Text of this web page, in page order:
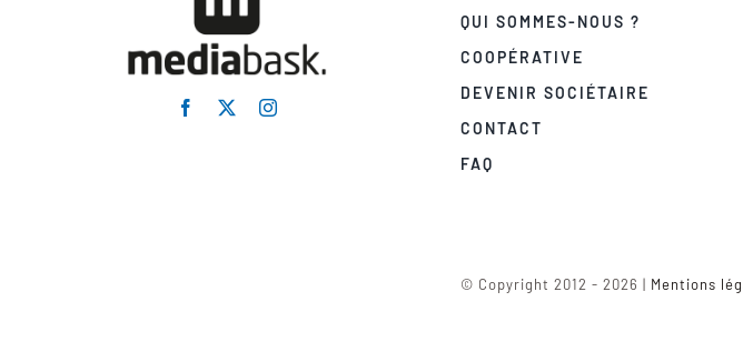
QUI SOMMES-NOUS ?
COOPÉRATIVE
DEVENIR SOCIÉTAIRE
CONTACT
FAQ
© Copyright 2012 - 2026 | Mentions